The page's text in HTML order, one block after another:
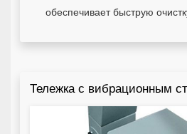
обеспечивает быструю
Тележка с вибрационным